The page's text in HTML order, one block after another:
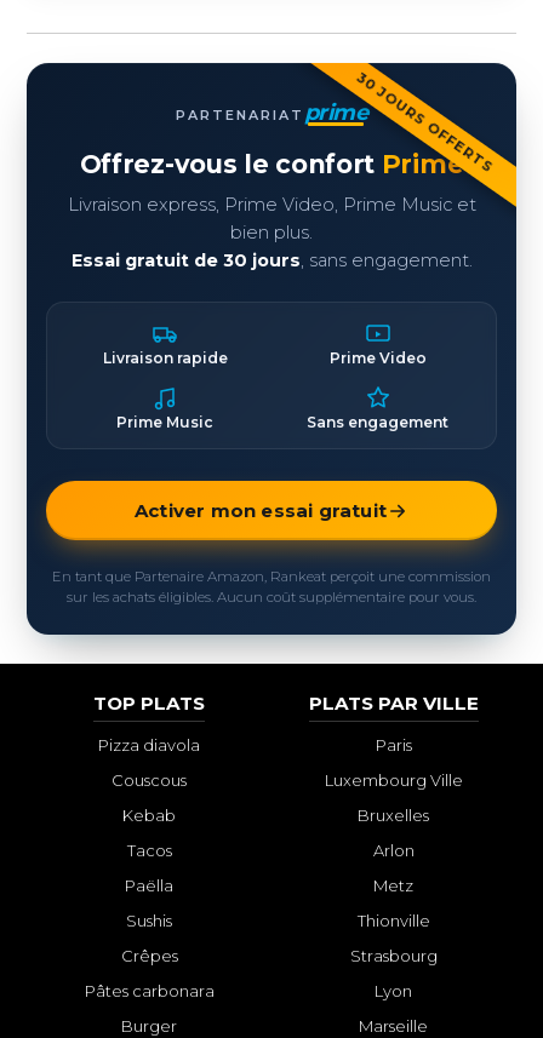
30 JOURS OFFERTS
PARTENARIAT prime
Offrez-vous le confort Prime
Livraison express, Prime Video, Prime Music et
bien plus.
Essai gratuit de 30 jours, sans engagement.
Livraison rapide Prime Video
Prime Music Sans engagement
Activer mon essai gratuit
En tant que Partenaire Amazon, Rankeat perçoit une commission
sur les achats éligibles. Aucun coût supplémentaire pour vous.
TOP PLATS
Pizza diavola
Couscous
Kebab
Tacos
Paëlla
Sushis
Crêpes
Pâtes carbonara
Burger
PLATS PAR VILLE
Paris
Luxembourg Ville
Bruxelles
Arlon
Metz
Thionville
Strasbourg
Lyon
Marseille